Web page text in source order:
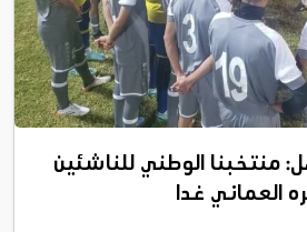
منتخبنا الوطني للناشئين
العماني غدا